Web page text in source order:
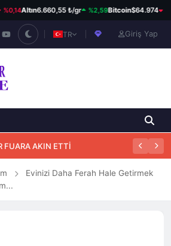
Altın6.660,55 ₺/gr %2,59Bitcoin$64.974
TR Giriş Yap
FUARA AKIN ETTİ
Evinizi Daha Ferah Hale Getirmek